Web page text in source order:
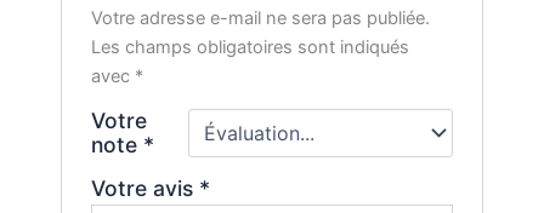
Votre adresse e-mail ne sera pas publiée.
Les champs obligatoires sont indiqués
avec *
Votre
note *
Votre avis *